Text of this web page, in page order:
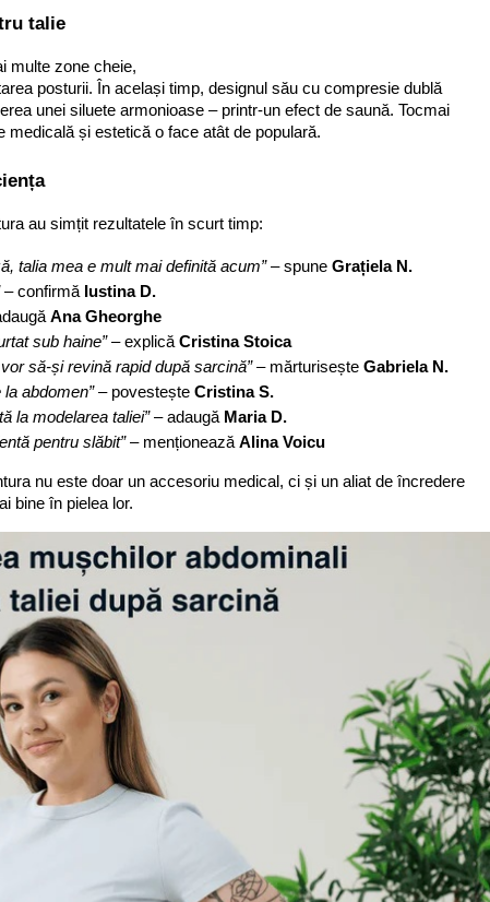
talie
multe zone cheie,
posturii. În același timp, designul său cu compresie dublă
unei siluete armonioase – printr-un efect de saună. Tocmai
și estetică o face atât de populară.
au simțit rezultatele în scurt timp:
talia mea e mult mai definită acum”– spune Grațiela N.
– confirmă Iustina D.
Ana Gheorghe
sub haine”– explicăCristina Stoica
să-și revină rapid după sarcină”– mărturisește Gabriela N.
abdomen”– povestește Cristina S.
la modelarea taliei”– adaugă Maria D.
pentru slăbit”– menționeazăAlina Voicu
nu este doar un accesoriu medical, ci și un aliat de încredere
bine în pielea lor.